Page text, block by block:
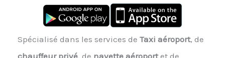
Spécialisé dans les services de Taxi aéroport, de